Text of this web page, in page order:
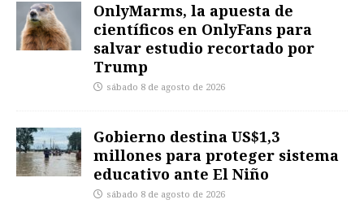
OnlyMarms, la apuesta de
científicos en OnlyFans para
salvar estudio recortado por
Trump
sábado 8 de agosto de 2026
Gobierno destina US$1,3
millones para proteger sistema
educativo ante El Niño
sábado 8 de agosto de 2026